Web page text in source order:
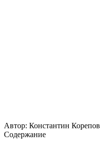
Автор: Константин Корепов
Содержание